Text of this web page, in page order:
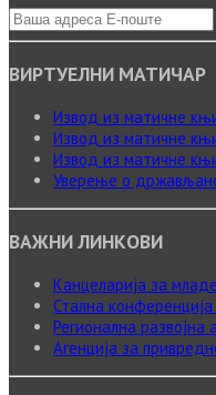
ВИРТУЕЛНИ МАТИЧАР
Извод из матичне
Извод из матичне
Извод из матичне
Уверење о
ВАЖНИ ЛИНКОВИ
Канцеларија за
Стална
Регионална
Агенција за